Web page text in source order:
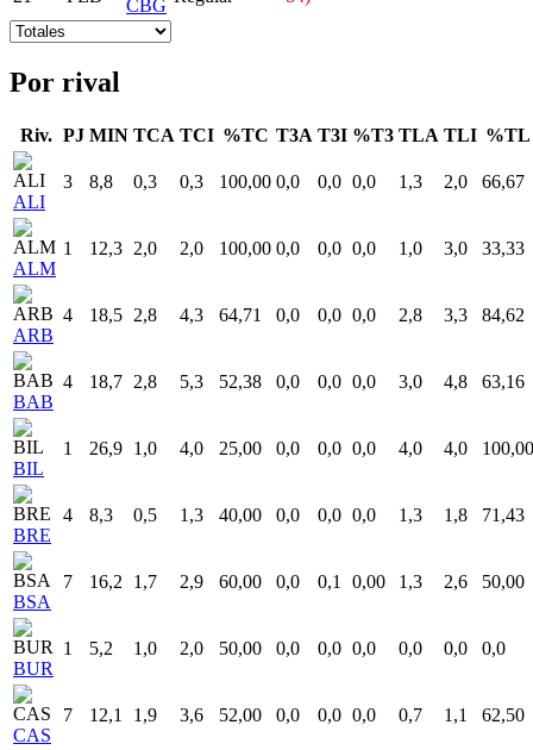
CBG
Por rival
Riv. PJ MIN TCA TCI %TC T3A T3I %T3 TLA TLI %TL
ALI
3 8,8 0,3 0,3 100,00 0,0 0,0 0,0 1,3 2,0 66,67
ALM
1 12,3 2,0 2,0 100,00 0,0 0,0 0,0 1,0 3,0 33,33
ARB
4 18,5 2,8 4,3 64,71 0,0 0,0 0,0 2,8 3,3 84,62
BAB
4 18,7 2,8 5,3 52,38 0,0 0,0 0,0 3,0 4,8 63,16
BIL
1 26,9 1,0 4,0 25,00 0,0 0,0 0,0 4,0 4,0 100,00
BRE
4 8,3 0,5 1,3 40,00 0,0 0,0 0,0 1,3 1,8 71,43
BSA
7 16,2 1,7 2,9 60,00 0,0 0,1 0,00 1,3 2,6 50,00
BUR
1 5,2 1,0 2,0 50,00 0,0 0,0 0,0 0,0 0,0 0,0
CAS
7 12,1 1,9 3,6 52,00 0,0 0,0 0,0 0,7 1,1 62,50